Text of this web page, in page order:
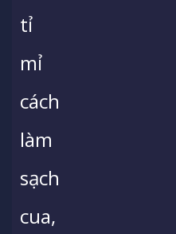
tỉ
mỉ
cách
làm
sạch
cua,